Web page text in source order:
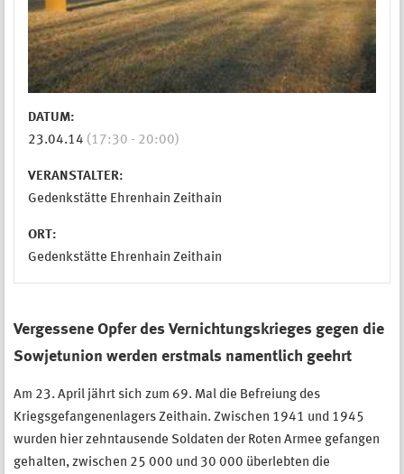
DATUM:
23.04.14 (17:30 - 20:00)
VERANSTALTER:
Gedenkstätte Ehrenhain Zeithain
ORT:
Gedenkstätte Ehrenhain Zeithain
Vergessene Opfer des Vernichtungskrieges gegen die
Sowjetunion werden erstmals namentlich geehrt
Am 23. April jährt sich zum 69. Mal die Befreiung des
Kriegsgefangenenlagers Zeithain. Zwischen 1941 und 1945
wurden hier zehntausende Soldaten der Roten Armee gefangen
gehalten, zwischen 25 000 und 30 000 überlebten die